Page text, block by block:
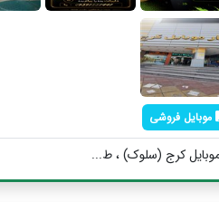
موبایل فروشی
موبایل کرج (سلوک) ، ط...